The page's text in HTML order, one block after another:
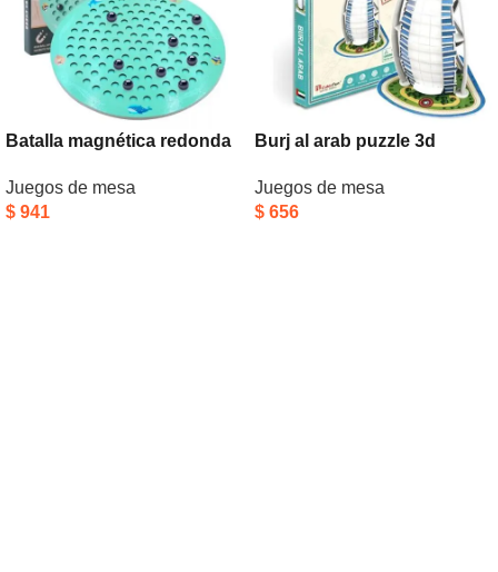
Batalla magnética redonda
Juegos de mesa
$ 941
Burj al arab puzzle 3d
Juegos de mesa
$ 656